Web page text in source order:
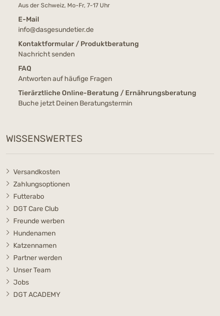
Aus der Schweiz, Mo-Fr, 7-17 Uhr
E-Mail
info@dasgesundetier.de
Kontaktformular / Produktberatung
Nachricht senden
FAQ
Antworten auf häufige Fragen
Tierärztliche Online-Beratung / Ernährungsberatung
Buche jetzt Deinen Beratungstermin
WISSENSWERTES
Versandkosten
Zahlungsoptionen
Futterabo
DGT Care Club
Freunde werben
Hundenamen
Katzennamen
Partner werden
Unser Team
Jobs
DGT ACADEMY